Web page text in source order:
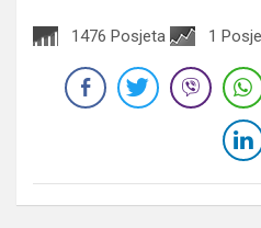
1476 Posjeta 1